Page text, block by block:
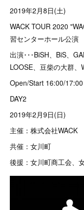
2019年2月8日(土)
WACK TOUR 2020
習センターホール公演
出演･･･BiSH、BiS、
LOOSE、豆柴の大群
Open/Start 16:00/17:00
DAY2
2019年2月9日(日)
主催：株式会社WACK
共催：女川町
後援：女川町商工会、